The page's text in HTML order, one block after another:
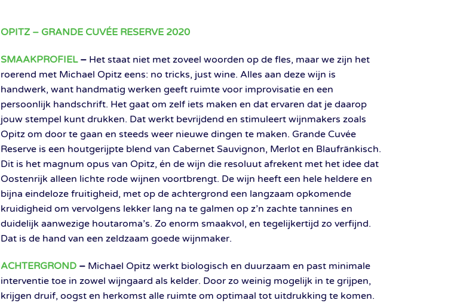
OPITZ – GRANDE CUVÉE RESERVE 2020
SMAAKPROFIEL– Het staat niet met zoveel woorden op de fles, maar we zijn het
roerend met Michael Opitz eens: no tricks, just wine. Alles aan deze wijn is
handwerk, want handmatig werken geeft ruimte voor improvisatie en een
persoonlijk handschrift. Het gaat om zelf iets maken en dat ervaren dat je daarop
jouw stempel kunt drukken. Dat werkt bevrijdend en stimuleert wijnmakers zoals
Opitz om door te gaan en steeds weer nieuwe dingen te maken. Grande Cuvée
Reserve is een houtgerijpte blend van Cabernet Sauvignon, Merlot en Blaufränkisch.
Dit is het magnum opus van Opitz, én de wijn die resoluut afrekent met het idee dat
Oostenrijk alleen lichte rode wijnen voortbrengt. De wijn heeft een hele heldere en
bijna eindeloze fruitigheid, met op de achtergrond een langzaam opkomende
kruidigheid om vervolgens lekker lang na te galmen op z’n zachte tannines en
duidelijk aanwezige houtaroma’s. Zo enorm smaakvol, en tegelijkertijd zo verfijnd.
Dat is de hand van een zeldzaam goede wijnmaker.
ACHTERGROND – Michael Opitz werkt biologisch en duurzaam en past minimale
interventie toe in zowel wijngaard als kelder. Door zo weinig mogelijk in te grijpen,
krijgen druif, oogst en herkomst alle ruimte om optimaal tot uitdrukking te komen.